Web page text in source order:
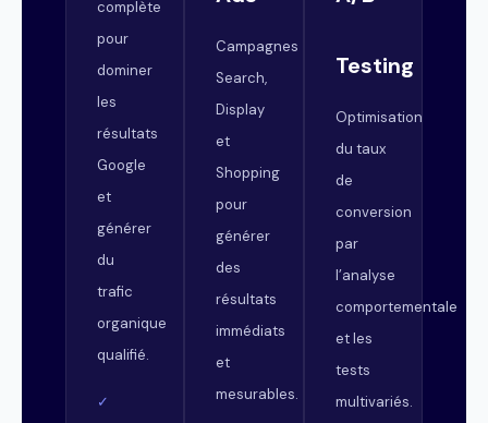
complète
pour
dominer
les
résultats
Google
et
générer
du
trafic
organique
qualifié.
✓
Campagnes
Search,
Display
et
Shopping
pour
générer
des
résultats
immédiats
et
mesurables.
Testing
Optimisation
du taux
de
conversion
par
l’analyse
comportementale
et les
tests
multivariés.